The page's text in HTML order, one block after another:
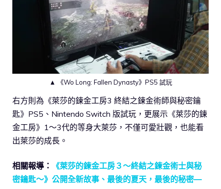
▲ 《Wo Long: Fallen Dynasty》PS5 試玩
右方則為《萊莎的鍊金工房3 終結之鍊金術師與秘密鑰
匙》PS5、Nintendo Switch 版試玩，更展示《萊莎的鍊
金工房》1～3代的等身大萊莎，不僅可愛壯觀，也能看
出萊莎的成長。
相關報導：
《萊莎的鍊金工房３～終結之鍊金術士與秘
密鑰匙～》公開全新故事、最後的夏天，最後的秘密—